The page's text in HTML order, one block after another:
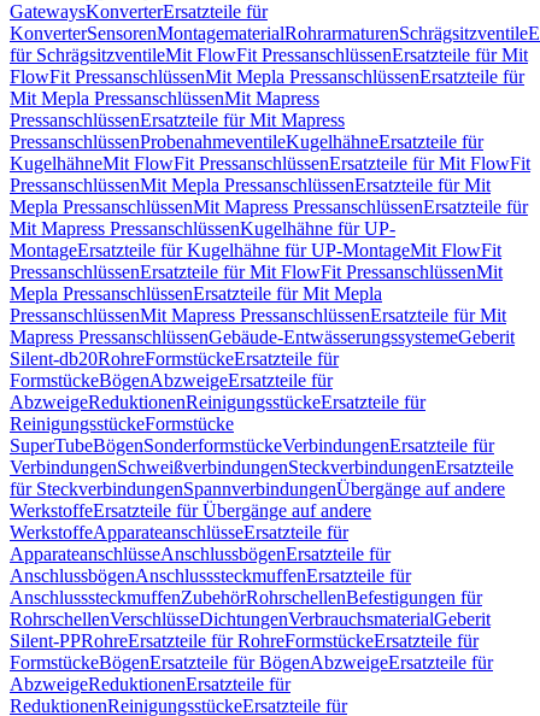
GatewaysKonverterErsatzteile für
KonverterSensorenMontagematerialRohrarmaturenSchrägsitzventile
für SchrägsitzventileMit FlowFit PressanschlüssenErsatzteile für Mit
FlowFit PressanschlüssenMit Mepla PressanschlüssenErsatzteile für
Mit Mepla PressanschlüssenMit Mapress
PressanschlüssenErsatzteile für Mit Mapress
PressanschlüssenProbenahmeventileKugelhähneErsatzteile für
KugelhähneMit FlowFit PressanschlüssenErsatzteile für Mit FlowFit
PressanschlüssenMit Mepla PressanschlüssenErsatzteile für Mit
Mepla PressanschlüssenMit Mapress PressanschlüssenErsatzteile für
Mit Mapress PressanschlüssenKugelhähne für UP-
MontageErsatzteile für Kugelhähne für UP-MontageMit FlowFit
PressanschlüssenErsatzteile für Mit FlowFit PressanschlüssenMit
Mepla PressanschlüssenErsatzteile für Mit Mepla
PressanschlüssenMit Mapress PressanschlüssenErsatzteile für Mit
Mapress PressanschlüssenGebäude-EntwässerungssystemeGeberit
Silent-db20RohreFormstückeErsatzteile für
FormstückeBögenAbzweigeErsatzteile für
AbzweigeReduktionenReinigungsstückeErsatzteile für
ReinigungsstückeFormstücke
SuperTubeBögenSonderformstückeVerbindungenErsatzteile für
VerbindungenSchweißverbindungenSteckverbindungenErsatzteile
für SteckverbindungenSpannverbindungenÜbergänge auf andere
WerkstoffeErsatzteile für Übergänge auf andere
WerkstoffeApparateanschlüsseErsatzteile für
ApparateanschlüsseAnschlussbögenErsatzteile für
AnschlussbögenAnschlusssteckmuffenErsatzteile für
AnschlusssteckmuffenZubehörRohrschellenBefestigungen für
RohrschellenVerschlüsseDichtungenVerbrauchsmaterialGeberit
Silent-PPRohreErsatzteile für RohreFormstückeErsatzteile für
FormstückeBögenErsatzteile für BögenAbzweigeErsatzteile für
AbzweigeReduktionenErsatzteile für
ReduktionenReinigungsstückeErsatzteile für